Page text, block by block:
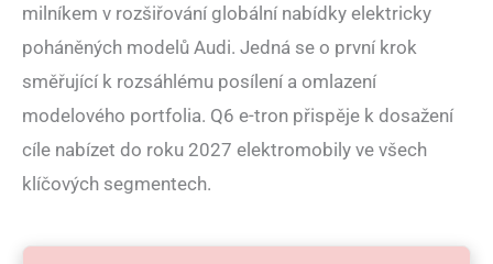
milníkem v rozšiřování globální nabídky elektricky
poháněných modelů Audi. Jedná se o první krok
směřující k rozsáhlému posílení a omlazení
modelového portfolia. Q6 e-tron přispěje k dosažení
cíle nabízet do roku 2027 elektromobily ve všech
klíčových segmentech.